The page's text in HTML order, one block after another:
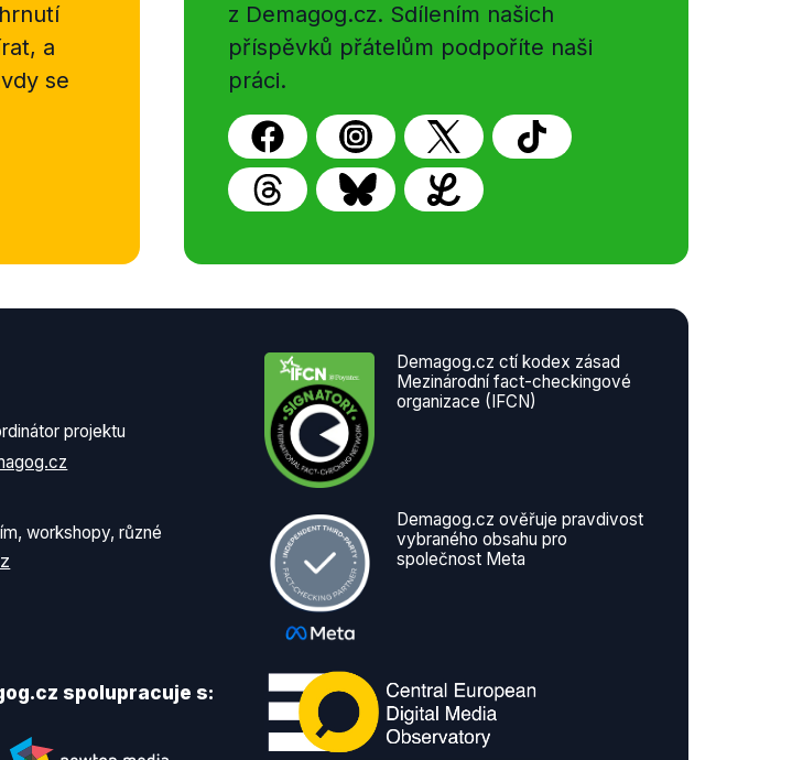
a
se
z Demagog.cz. Sdílením našich
příspěvků přátelům podpoříte naši
práci.
projektu
workshopy, různé
spolupracuje s:
Demagog.cz ctí kodex zásad
Mezinárodní fact-checkingové
organizace (IFCN)
Demagog.cz ověřuje pravdivost
vybraného obsahu pro
společnost Meta